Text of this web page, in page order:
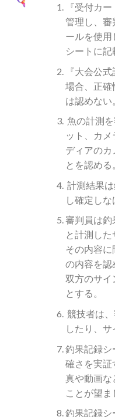
『受付カ
管理し、審
ールを使
シートに記
『大会公
場合、正確
は認めない
魚の計測
ット、カメ
ディアのカ
とを認める
計測結果
し確定しな
審判員は釣
と計測し
その内容
の内容を認
双方のサ
とする。
競技者は
したり、サ
釣果記録シ
確さを実証
真や動画な
ことが望ま
釣果記録シ